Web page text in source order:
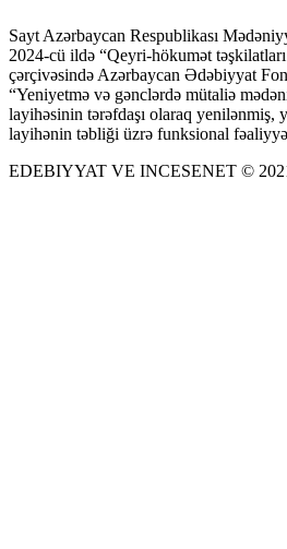
Sayt Azərbaycan Respublikası
2024-cü ildə “Qeyri-hökumət
çərçivəsində Azərbaycan Ədəbiyyat
“Yeniyetmə və gənclərdə mütaliə
layihəsinin tərəfdaşı olaraq yenilənmiş,
layihənin təbliği üzrə funksional fəaliyyət
EDEBIYYAT VE INCESENET ©